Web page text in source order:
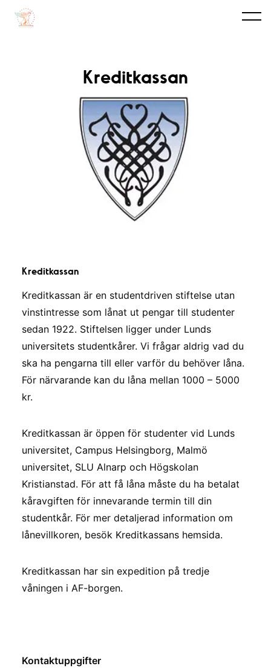
Kreditkassan
Kreditkassan
Kreditkassan är en studentdriven stiftelse utan
vinstintresse som lånat ut pengar till studenter
sedan 1922. Stiftelsen ligger under Lunds
universitets studentkårer. Vi frågar aldrig vad du
ska ha pengarna till eller varför du behöver låna.
För närvarande kan du låna mellan 1000 – 5000
kr.
Kreditkassan är öppen för studenter vid Lunds
universitet, Campus Helsingborg, Malmö
universitet, SLU Alnarp och Högskolan
Kristianstad. För att få låna måste du ha betalat
kåravgiften för innevarande termin till din
studentkår. För mer detaljerad information om
lånevillkoren, besök Kreditkassans hemsida.
Kreditkassan har sin expedition på tredje
våningen i AF-borgen.
Kontaktuppgifter